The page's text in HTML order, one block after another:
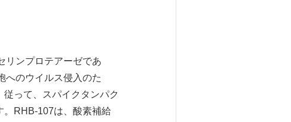
リンプロテアーゼであ
へのウイルス侵入のた
って、スパイクタンパク
。RHB-107は、酸素補給